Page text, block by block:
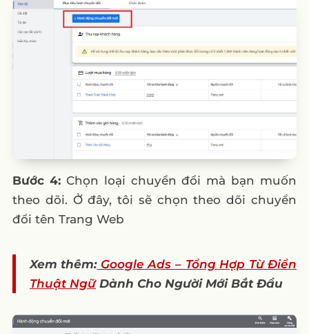
Bước 4:Chọn loại chuyển đổi mà bạn muốn
theo dõi. Ở đây, tôi sẽ chọn theo dõi chuyển
đổi tên Trang Web
Xem thêm:Google Ads – Tổng Hợp Từ Điển
Thuật NgữDành Cho Người Mới Bắt Đầu